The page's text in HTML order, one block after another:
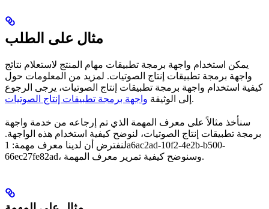
مثال على الطلب
يمكن استخدام واجهة برمجة تطبيقات مهام المنتج لاستعلام نتائج
واجهة برمجة تطبيقات إنتاج الصوتيات. لمزيد من المعلومات حول
كيفية استخدام واجهة برمجة تطبيقات إنتاج الصوتيات، يرجى الرجوع
إلى الوثيقة واجهة برمجة تطبيقات إنتاج الصوتيات .
سنأخذ مثالاً على معرف المهمة الذي تم إرجاعه من خدمة واجهة
برمجة تطبيقات إنتاج الصوتيات، لنوضح كيفية استخدام هذه الواجهة.
لنفترض أن لدينا معرف مهمة: 1a6ac2ad-10f2-4e2b-b500-
66ec27fe82ad، وسنوضح كيفية تمرير معرف المهمة.